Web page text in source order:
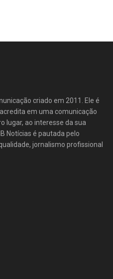
criado em 2011. Ele é
em uma comunicação
lugar, ao interesse da sua
Notícias é pautada pelo
jornalismo profissional